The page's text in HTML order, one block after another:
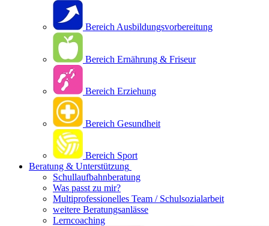
Bereich Ausbildungsvorbereitung
Bereich Ernährung & Friseur
Bereich Erziehung
Bereich Gesundheit
Bereich Sport
Beratung & Unterstützung
Schullaufbahnberatung
Was passt zu mir?
Multipro­fessionelles Team / Schulsozialarbeit
weitere Beratungsanlässe
Lerncoaching